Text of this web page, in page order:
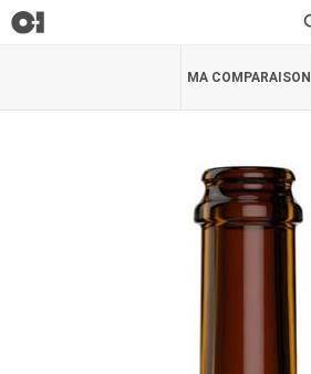
MA COMPARAISON